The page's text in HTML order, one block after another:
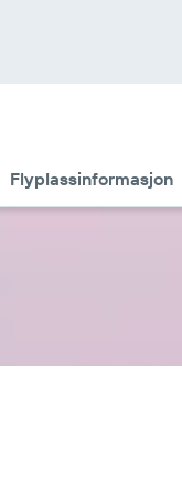
Flyplassinformasjon